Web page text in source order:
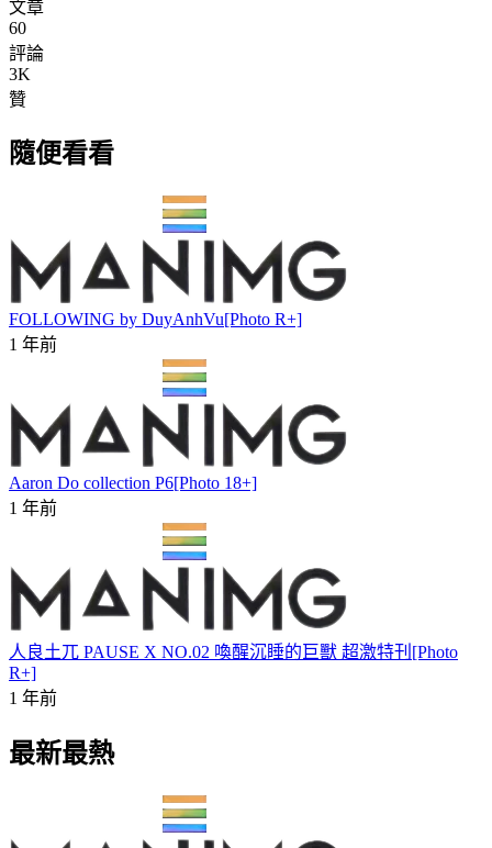
文章
60
評論
3K
贊
隨便看看
FOLLOWING by DuyAnhVu[Photo R+]
1 年前
Aaron Do collection P6[Photo 18+]
1 年前
人良土兀 PAUSE X NO.02 喚醒沉睡的巨獸 超激特刊[Photo
R+]
1 年前
最新最熱